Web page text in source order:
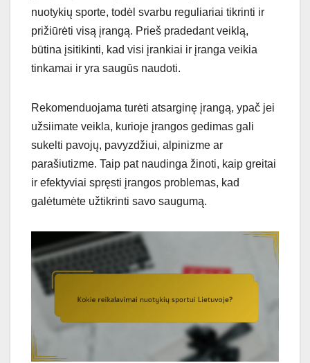
nuotykių sporte, todėl svarbu reguliariai tikrinti ir
prižiūrėti visą įrangą. Prieš pradedant veiklą,
būtina įsitikinti, kad visi įrankiai ir įranga veikia
tinkamai ir yra saugūs naudoti.
Rekomenduojama turėti atsarginę įrangą, ypač jei
užsiimate veikla, kurioje įrangos gedimas gali
sukelti pavojų, pavyzdžiui, alpinizme ar
parašiutizme. Taip pat naudinga žinoti, kaip greitai
ir efektyviai spręsti įrangos problemas, kad
galėtumėte užtikrinti savo saugumą.